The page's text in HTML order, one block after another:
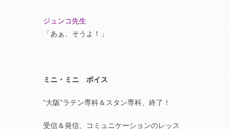
ジュンコ先生
「あぁ、そうよ！」
ミニ・ミニ ボイス
“大阪”ラテン専科＆スタン専科、終了！
受信＆発信、コミュニケーションのレッス